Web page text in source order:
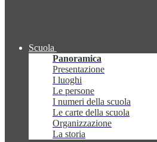
Scuola
Panoramica
Presentazione
I luoghi
Le persone
I numeri della scuola
Le carte della scuola
Organizzazione
La storia